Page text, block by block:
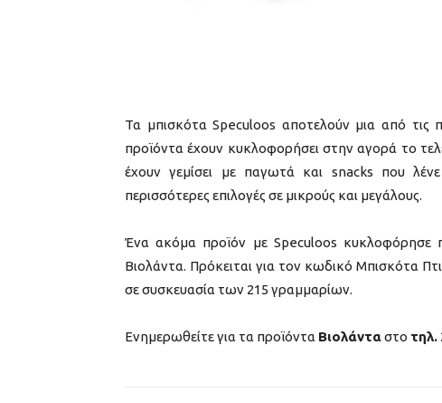
Τα μπισκότα Speculoos αποτελούν μια από τις
προϊόντα έχουν κυκλοφορήσει στην αγορά το
έχουν γεμίσει με παγωτά και snacks που
περισσότερες επιλογές σε μικρούς και μεγάλους.
Ένα ακόμα προϊόν με Speculoos
Βιολάντα. Πρόκειται για τον κωδικό Μπισκότα
σε συσκευασία των 215 γραμμαρίων.
Ενημερωθείτε για τα προϊόντα Βιολάνταστο τηλ.